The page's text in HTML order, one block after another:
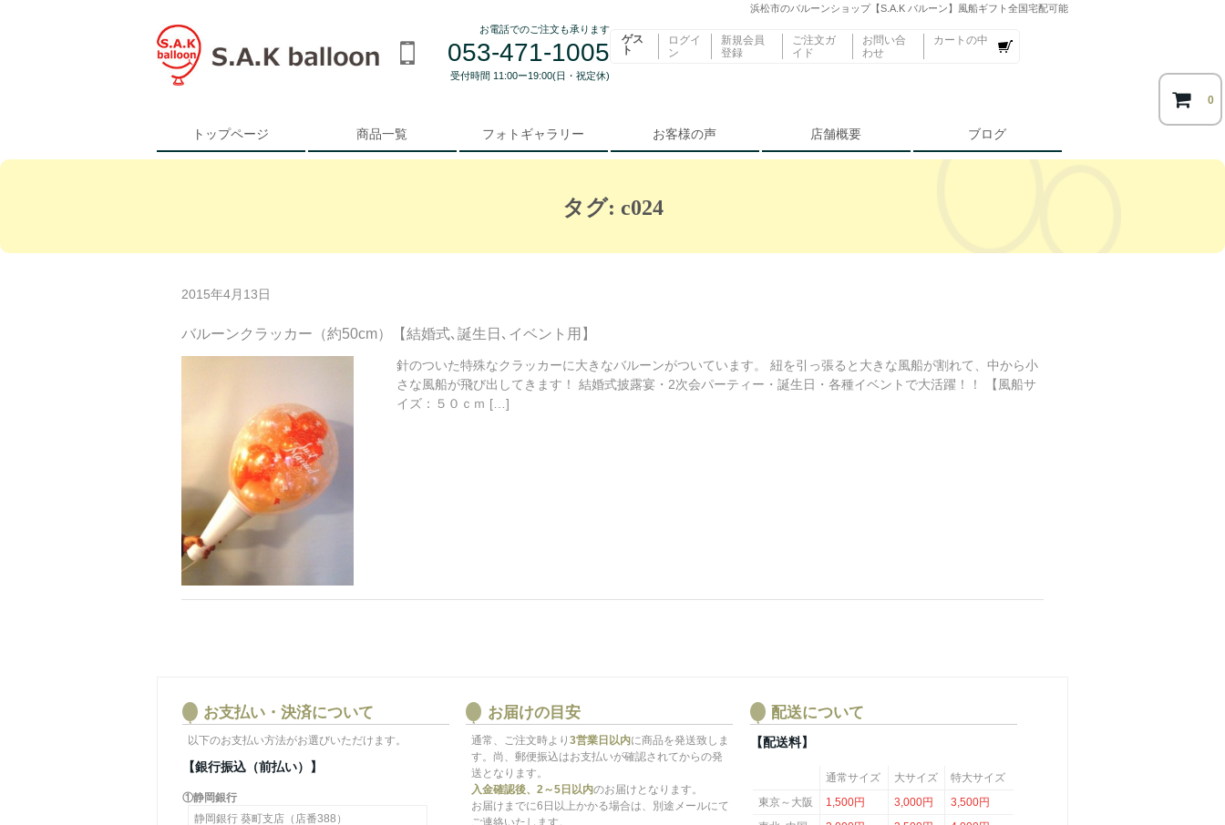
0
浜松市のバルーンショップ【S.A.K バルーン】風船ギフト全国宅配可能
お電話でのご注文も承ります
053-471-1005
受付時間 11:00ー19:00(日・祝定休)
ゲス
ト
ログイ
ン
新規会員
登録
ご注文ガ
イド
お問い合
わせ
カートの中
トップページ 商品一覧 フォトギャラリー お客様の声 店舗概要 ブログ
タグ: c024
2015年4月13日
バルーンクラッカー（約50cm）【結婚式､誕生日､イベント用】
針のついた特殊なクラッカーに大きなバルーンがついています。 紐を引っ張ると大きな風船が割れて、中から小
さな風船が飛び出してきます！ 結婚式披露宴・2次会パーティー・誕生日・各種イベントで大活躍！！ 【風船サ
イズ：５０ｃｍ […]
お支払い・決済について
以下のお支払い方法がお選びいただけます。
【銀行振込（前払い）】
①静岡銀行
静岡銀行 葵町支店（店番388）
お届けの目安
通常、ご注文時より3営業日以内に商品を発送致しま
す。尚、郵便振込はお支払いが確認されてからの発
送となります。
入金確認後、2～5日以内のお届けとなります。
お届けまでに6日以上かかる場合は、別途メールにて
配送について
【配送料】
通常サイズ 大サイズ
特大サイズ
東京～大阪
1,500円 3,000円
3,500円